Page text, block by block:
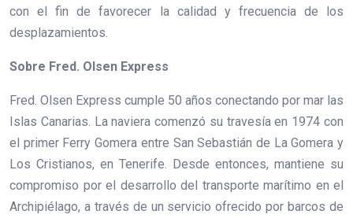
con el fin de favorecer la calidad y frecuencia de los
desplazamientos.
Sobre Fred. Olsen Express
Fred. Olsen Express cumple 50 años conectando por mar las
Islas Canarias. La naviera comenzó su travesía en 1974 con
el primer Ferry Gomera entre San Sebastián de La Gomera y
Los Cristianos, en Tenerife. Desde entonces, mantiene su
compromiso por el desarrollo del transporte marítimo en el
Archipiélago, a través de un servicio ofrecido por barcos de